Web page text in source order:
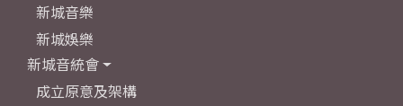
新城音樂
新城娛樂
新城音統會
成立原意及架構